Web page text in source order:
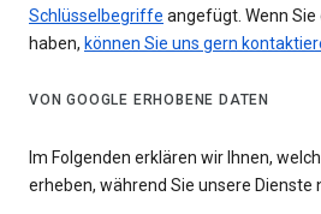
Schlüsselbegriffe angefügt. Wenn
haben, können Sie uns gern
VON GOOGLE ERHOBENE DATEN
Im Folgenden erklären wir Ihnen,
erheben, während Sie unsere Dienste